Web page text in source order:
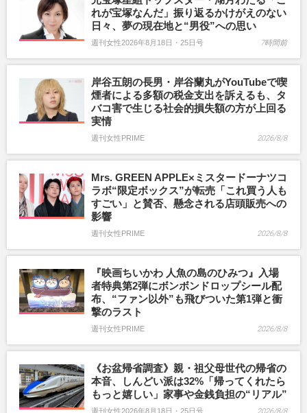
れが宝塚なんだ」振り返るかけがえのない
日々、夢の現在地と“男役”への思い
週刊女性2026年8月18日・25日号 7時間前
岸谷五朗の長男・岸谷蘭丸がYouTubeで喫
煙者による多額の税金支出を訴えるも、タ
バコ害で生じる社会的損失額の方が上回る
実情
週刊女性PRIME 2026/8/8
Mrs. GREEN APPLE×ミスタードーナツコ
ラボ“限定ボックス”が転売「これ買う人も
すごい」と賛否、懸念される店頭販売への
影響
週刊女性PRIME 2026/8/8
『映画ちいかわ 人魚の島のひみつ』入場
者特典第2弾にボンボンドロップシール配
布、“ファン以外”も飛びついた第1弾と衝
撃のラスト
週刊女性PRIME 2026/8/8
《お盆帰省調査》親・祖父母世代の帰省の
本音、しんどい派は32%「帰ってくれたら
もっと嬉しい」家事や金銭負担の“リアル”
週刊女性2026年8月18日・25日号